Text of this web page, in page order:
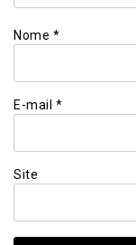
Nome *
E-mail *
Site